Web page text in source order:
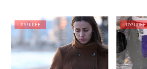
ЛУЧШЕЕ ЛУЧШЕЕ